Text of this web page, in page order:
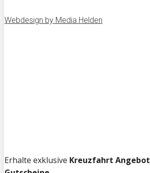
Webdesign by Media Helden